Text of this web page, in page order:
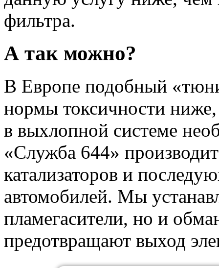
фильтра.
А так можно?
В Европе подобный
нормы токсичности ниже,
в выхлопной системе
«Служба 644»
катализаторов и
автомобилей. Мы
пламегасители, но и
предотвращают выход